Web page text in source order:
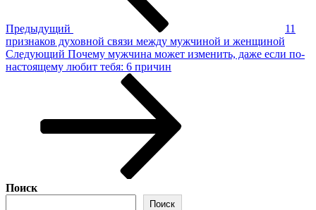
работает
Предыдущий
11
признаков духовной связи между мужчиной и женщиной
Следующая
запись
Следующий Почему мужчина может изменить, даже если по-
настоящему любит тебя: 6 причин
Поиск
Поиск